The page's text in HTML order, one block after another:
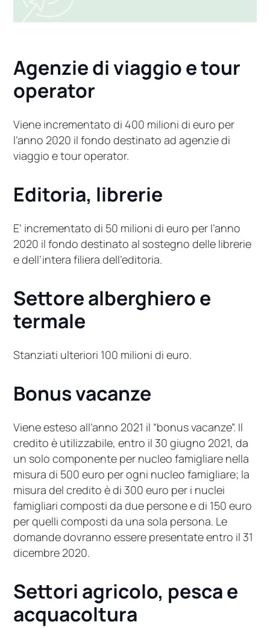
Agenzie di viaggio e tour
operator
Viene incrementato di 400 milioni di euro per
l’anno 2020 il fondo destinato ad agenzie di
viaggio e tour operator.
Editoria, librerie
E’ incrementato di 50 milioni di euro per l’anno
2020 il fondo destinato al sostegno delle librerie
e dell’intera filiera dell’editoria.
Settore alberghiero e
termale
Stanziati ulteriori 100 milioni di euro.
Bonus vacanze
Viene esteso all’anno 2021 il “bonus vacanze”. Il
credito è utilizzabile, entro il 30 giugno 2021, da
un solo componente per nucleo famigliare nella
misura di 500 euro per ogni nucleo famigliare; la
misura del credito è di 300 euro per i nuclei
famigliari composti da due persone e di 150 euro
per quelli composti da una sola persona. Le
domande dovranno essere presentate entro il 31
dicembre 2020.
Settori agricolo, pesca e
acquacoltura